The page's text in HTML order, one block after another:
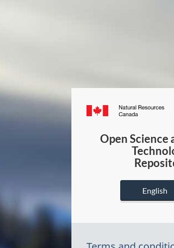
Open Science
English